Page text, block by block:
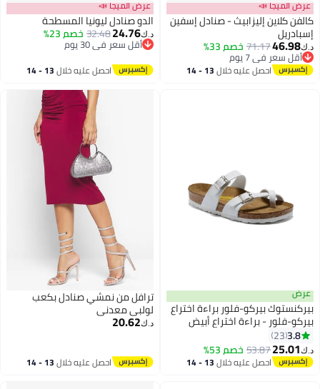
2
عرض الميجا 📣
كالفن كلاين إليزابيث - صنادل إسفين
إسبادريل
د.ك‏46.98
71.17خصم 33%
أقل سعر في 7 يوم
أقل سعر في 7 يوماحصل عليه خلال 13 - 14
عرض الميجا 📣
الدو صنادل ليونيا المسطحة
د.ك‏24.76
32.48خصم 23%
أقل سعر في 30 يوم
أقل سعر في 30 يوم
احصل عليه خلال 13 - 14
22
عرض
بيركنستوك بيركو-فلور براءة اختراع
بيركو-فلور - براءة اختراع أبيض
3.8
23
د.ك‏25.01
53.87خصم 53%
احصل عليه خلال 13 - 14
ترافل من نمشي صنادل بكعب
لولبي معدني
د.ك‏20.62
احصل عليه خلال 13 - 14